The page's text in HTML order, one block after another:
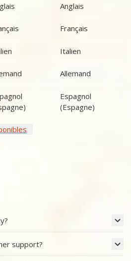
Anglais
Français
Italien
Allemand
Espagnol
(Espagne)
support?